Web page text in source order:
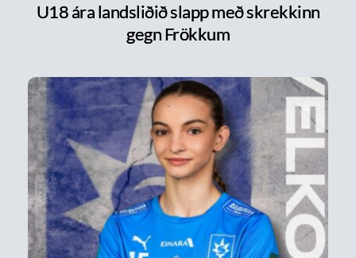
U18 ára landsliðið slapp með skrekkinn
gegn Frökkum